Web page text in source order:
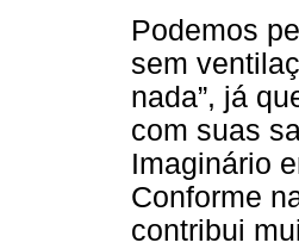
Podemos
sem
nada”, já
com suas
Imaginário
Conforme
contribui